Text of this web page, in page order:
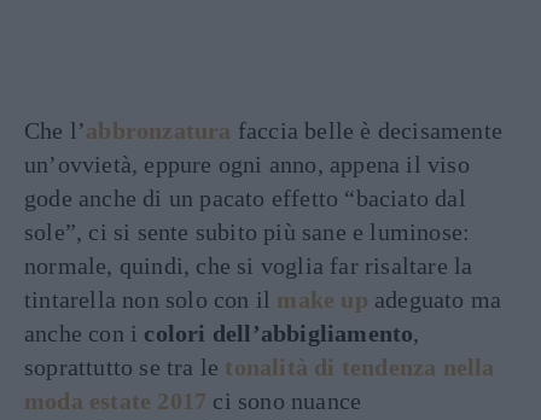
Che l’abbronzatura faccia belle è decisamente
un’ovvietà, eppure ogni anno, appena il viso
gode anche di un pacato effetto “baciato dal
sole”, ci si sente subito più sane e luminose:
normale, quindi, che si voglia far risaltare la
tintarella non solo con il make up adeguato ma
anche con i colori dell’abbigliamento,
soprattutto se tra le tonalità di tendenza nella
moda estate 2017 ci sono nuance